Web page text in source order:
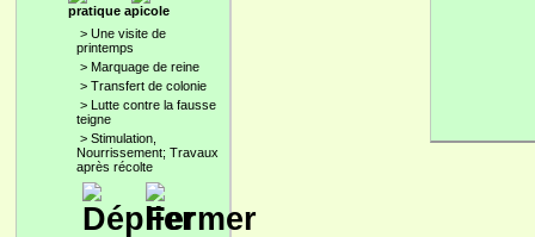
pratique apicole
> Une visite de
printemps
> Marquage de reine
> Transfert de colonie
> Lutte contre la fausse
teigne
> Stimulation,
Nourrissement; Travaux
après récolte